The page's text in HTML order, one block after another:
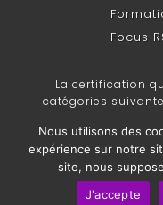
Focus
La certification
catégories
Copyright ©2014-
Design &
Nous utilisons des
expérience sur notre
site, nous
J'accepte